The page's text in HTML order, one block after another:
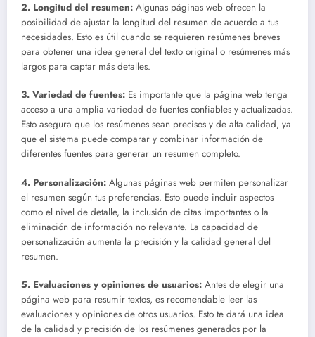
2. Longitud del resumen: Algunas páginas web ofrecen la
posibilidad de ajustar la longitud del resumen de acuerdo a tus
necesidades. Esto es útil cuando se requieren resúmenes breves
para obtener una idea general del texto original o resúmenes más
largos para captar más detalles.
3. Variedad de fuentes: Es importante que la página web tenga
acceso a una amplia variedad de fuentes confiables y actualizadas.
Esto asegura que los resúmenes sean precisos y de alta calidad, ya
que el sistema puede comparar y combinar información de
diferentes fuentes para generar un resumen completo.
4. Personalización: Algunas páginas web permiten personalizar
el resumen según tus preferencias. Esto puede incluir aspectos
como el nivel de detalle, la inclusión de citas importantes o la
eliminación de información no relevante. La capacidad de
personalización aumenta la precisión y la calidad general del
resumen.
5. Evaluaciones y opiniones de usuarios: Antes de elegir una
página web para resumir textos, es recomendable leer las
evaluaciones y opiniones de otros usuarios. Esto te dará una idea
de la calidad y precisión de los resúmenes generados por la